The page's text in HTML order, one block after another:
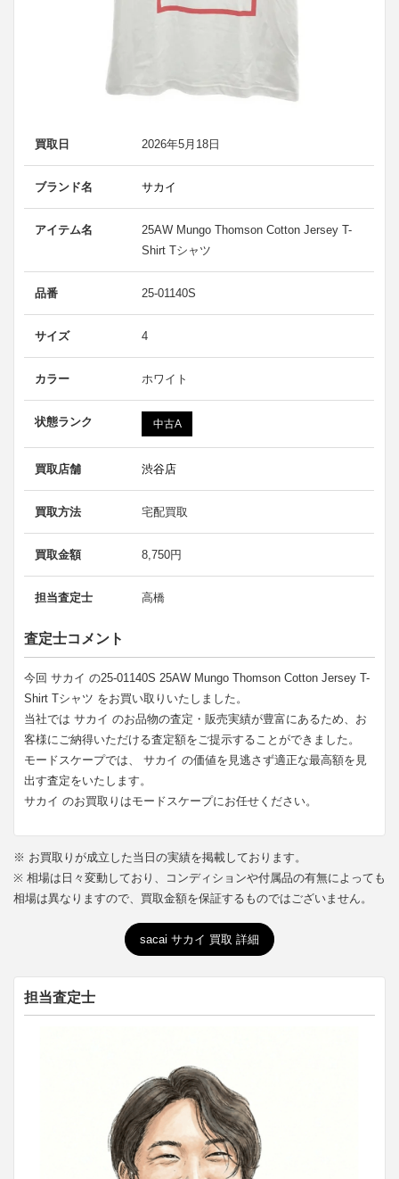
買取日 2026年5月18日
ブランド名 サカイ
アイテム名
25AW Mungo Thomson Cotton Jersey T-
Shirt Tシャツ
品番 25-01140S
サイズ 4
カラー ホワイト
状態ランク 中古A
買取店舗 渋谷店
買取方法 宅配買取
買取金額 8,750円
担当査定士 高橋
査定士コメント
今回 サカイ の25-01140S 25AW Mungo Thomson Cotton Jersey T-
Shirt Tシャツ をお買い取りいたしました。
当社では サカイ のお品物の査定・販売実績が豊富にあるため、お
客様にご納得いただける査定額をご提示することができました。
モードスケープでは、 サカイ の価値を見逃さず適正な最高額を見
出す査定をいたします。
サカイ のお買取りはモードスケープにお任せください。
※ お買取りが成立した当日の実績を掲載しております。
※ 相場は日々変動しており、コンディションや付属品の有無によっても
相場は異なりますので、買取金額を保証するものではございません。
sacai サカイ 買取 詳細
担当査定士